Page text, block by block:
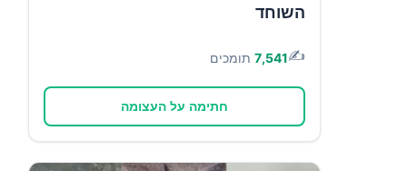
השוחד
✍️
7,541 תומכים
חתימה על העצומה